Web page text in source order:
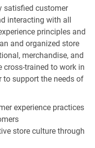
satisfied customer
interacting with all
principles and
and organized store
merchandise, and
cross-trained to work in
to support the needs of
experience practices
store culture through